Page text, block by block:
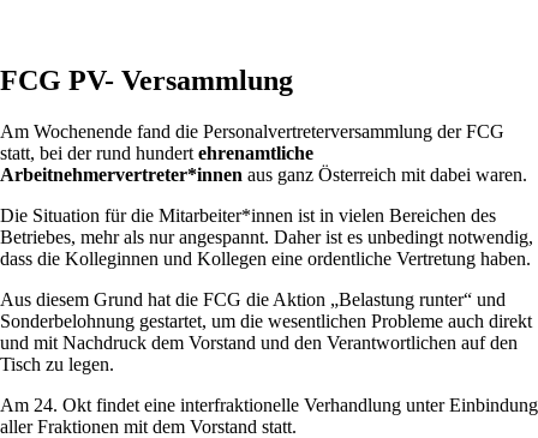
FCG PV- Versammlung
Am Wochenende fand die Personalvertreterversammlung der FCG
statt, bei der rund hundert ehrenamtliche
Arbeitnehmervertreter*innen aus ganz Österreich mit dabei waren.
Die Situation für die Mitarbeiter*innen ist in vielen Bereichen des
Betriebes, mehr als nur angespannt. Daher ist es unbedingt notwendig,
dass die Kolleginnen und Kollegen eine ordentliche Vertretung haben.
Aus diesem Grund hat die FCG die Aktion „Belastung runter“ und
Sonderbelohnung gestartet, um die wesentlichen Probleme auch direkt
und mit Nachdruck dem Vorstand und den Verantwortlichen auf den
Tisch zu legen.
Am 24. Okt findet eine interfraktionelle Verhandlung unter Einbindung
aller Fraktionen mit dem Vorstand statt.